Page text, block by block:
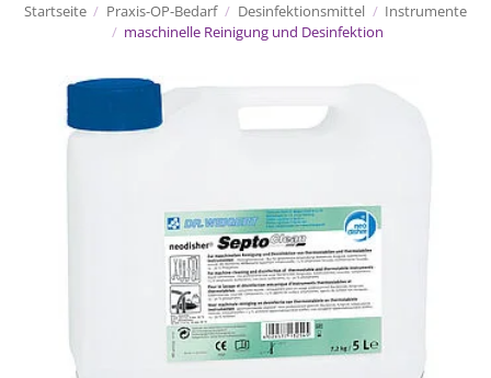
Startseite / Praxis-OP-Bedarf / Desinfektionsmittel / Instrumente
/ maschinelle Reinigung und Desinfektion